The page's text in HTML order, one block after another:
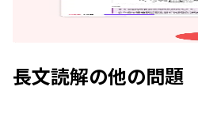
長文読解の他の問題